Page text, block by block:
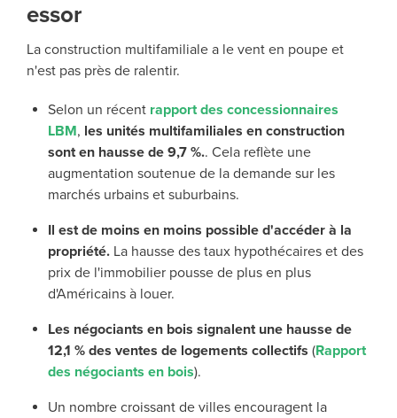
essor
La construction multifamiliale a le vent en poupe et
n'est pas près de ralentir.
Selon un récent rapport des concessionnaires
LBM, les unités multifamiliales en construction
sont en hausse de 9,7 %.. Cela reflète une
augmentation soutenue de la demande sur les
marchés urbains et suburbains.
Il est de moins en moins possible d'accéder à la
propriété. La hausse des taux hypothécaires et des
prix de l'immobilier pousse de plus en plus
d'Américains à louer.
Les négociants en bois signalent une hausse de
12,1 % des ventes de logements collectifs (Rapport
des négociants en bois).
Un nombre croissant de villes encouragent la